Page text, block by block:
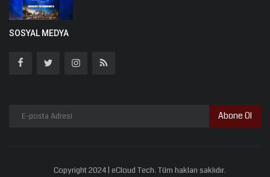
SOSYAL MEDYA
Abone Ol
Copyright 2024 | eCloud Tech. Tüm hakları saklıdır.